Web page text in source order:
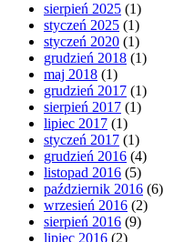
sierpień 2025 (1)
styczeń 2025 (1)
styczeń 2020 (1)
grudzień 2018 (1)
maj 2018 (1)
grudzień 2017 (1)
sierpień 2017 (1)
lipiec 2017 (1)
styczeń 2017 (1)
grudzień 2016 (4)
listopad 2016 (5)
październik 2016 (6)
wrzesień 2016 (2)
sierpień 2016 (9)
lipiec 2016 (2)